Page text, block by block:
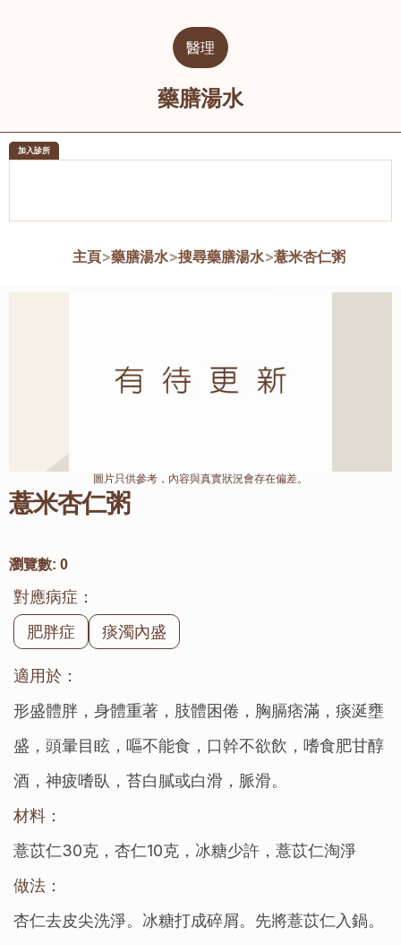
醫理
藥膳湯水
加入診所
主頁>藥膳湯水>搜尋藥膳湯水>薏米杏仁粥
薏米杏仁粥
瀏覽數: 0
對應病症：
肥胖症
痰濁內盛
適用於：
形盛體胖，身體重著，肢體困倦，胸膈痞滿，痰涎壅
盛，頭暈目眩，嘔不能食，口幹不欲飲，嗜食肥甘醇
酒，神疲嗜臥，苔白膩或白滑，脈滑。
材料：
薏苡仁30克，杏仁10克，冰糖少許，薏苡仁淘淨
做法：
杏仁去皮尖洗淨。冰糖打成碎屑。先將薏苡仁入鍋。
圖片只供參考，內容與真實狀況會存在偏差。